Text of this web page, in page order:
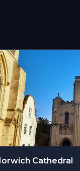
Cathedral